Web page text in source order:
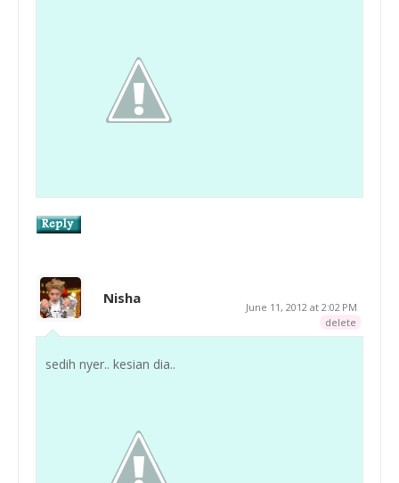
Nisha
June 11, 2012 at 2:02 PM
delete
sedih nyer.. kesian dia..